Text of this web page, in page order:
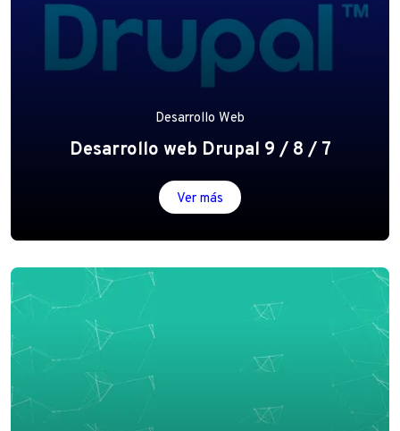
Desarrollo Web
Desarrollo web Drupal 9 / 8 / 7
Ver más